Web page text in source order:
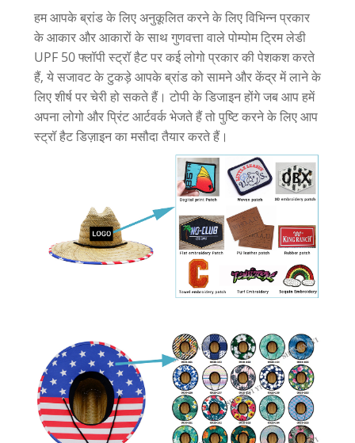
हम आपके ब्रांड के लिए अनुकूलित करने के लिए विभिन्न प्रकार
के आकार और आकारों के साथ गुणवत्ता वाले पोम्पोम ट्रिम लेडी
UPF 50 फ्लॉपी स्ट्रॉ हैट पर कई लोगो प्रकार की पेशकश करते
हैं, ये सजावट के टुकड़े आपके ब्रांड को सामने और केंद्र में लाने के
लिए शीर्ष पर चेरी हो सकते हैं। टोपी के डिजाइन होंगे जब आप हमें
अपना लोगो और प्रिंट आर्टवर्क भेजते हैं तो पुष्टि करने के लिए आप
स्ट्रॉ हैट डिज़ाइन का मसौदा तैयार करते हैं।